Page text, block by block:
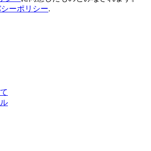
ーポリシー.